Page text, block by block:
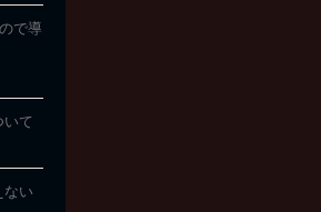
で導
いて
ない